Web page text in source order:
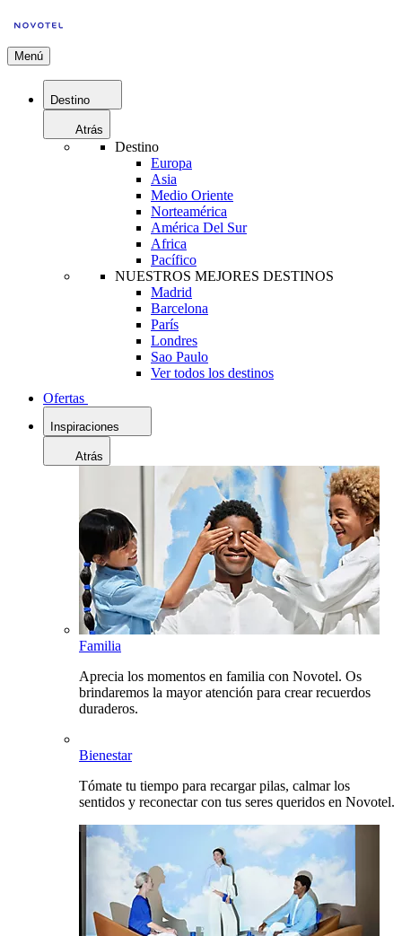
Menú
Destino
Atrás
Destino
Europa
Asia
Medio Oriente
Norteamérica
América Del Sur
Africa
Pacífico
NUESTROS MEJORES DESTINOS
Madrid
Barcelona
París
Londres
Sao Paulo
Ver todos los destinos
Ofertas
Inspiraciones
Atrás
Familia
Aprecia los momentos en familia con Novotel. Os
brindaremos la mayor atención para crear recuerdos
duraderos.
Bienestar
Tómate tu tiempo para recargar pilas, calmar los
sentidos y reconectar con tus seres queridos en Novotel.